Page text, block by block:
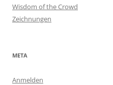
Wisdom of the Crowd
Zeichnungen
META
Anmelden